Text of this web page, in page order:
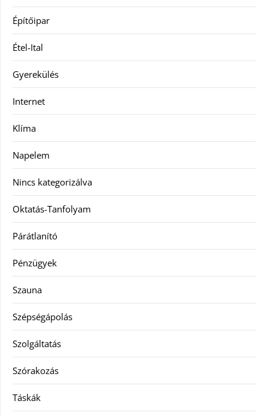
Építőipar
Étel-Ital
Gyerekülés
Internet
Klíma
Napelem
Nincs kategorizálva
Oktatás-Tanfolyam
Párátlanító
Pénzügyek
Szauna
Szépségápolás
Szolgáltatás
Szórakozás
Táskák